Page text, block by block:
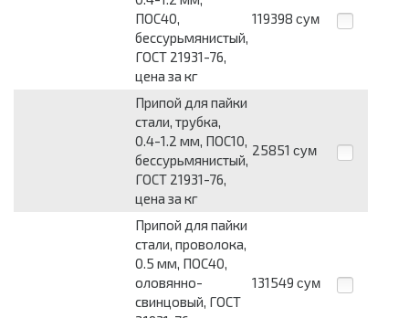
ПОС40,
бессурьмянистый,
ГОСТ 21931-76,
цена за кг
119398 сум
Припой для пайки
стали, трубка,
0.4-1.2 мм, ПОС10,
бессурьмянистый,
ГОСТ 21931-76,
цена за кг
25851 сум
Припой для пайки
стали, проволока,
0.5 мм, ПОС40,
оловянно-
свинцовый, ГОСТ
131549 сум